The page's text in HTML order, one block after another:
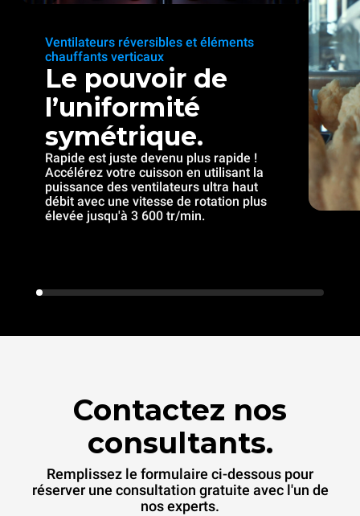
Ventilateurs réversibles et éléments
chauffants verticaux
Le pouvoir de
l’uniformité
symétrique.
Rapide est juste devenu plus rapide !
Accélérez votre cuisson en utilisant la
puissance des ventilateurs ultra haut
débit avec une vitesse de rotation plus
élevée jusqu'à 3 600 tr/min.
Contactez nos
consultants.
Remplissez le formulaire ci-dessous pour
réserver une consultation gratuite avec l'un de
nos experts.